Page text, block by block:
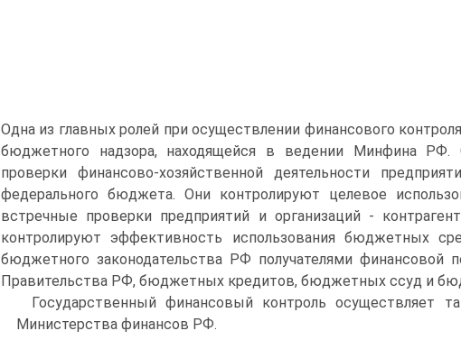
Одна из главных ролей при осуществлении финансового
бюджетного надзора, находящейся в ведении Минфина
проверки финансово-хозяйственной деятельности
федерального бюджета. Они контролируют целевое
встречные проверки предприятий и организаций -
контролируют эффективность использования бюджетных
бюджетного законодательства РФ получателями финансовой
Правительства РФ, бюджетных кредитов, бюджетных ссуд и
Государственный финансовый контроль осуществляет
Министерства финансов РФ.